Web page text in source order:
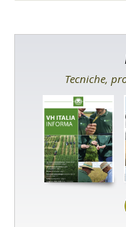
Tecniche,